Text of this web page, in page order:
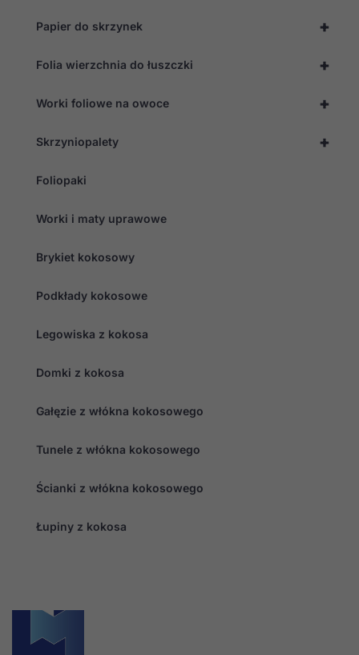
+
Papier do skrzynek
+
Folia wierzchnia do łuszczki
+
Worki foliowe na owoce
+
Skrzyniopalety
Foliopaki
Worki i maty uprawowe
Brykiet kokosowy
Podkłady kokosowe
Legowiska z kokosa
Domki z kokosa
Gałęzie z włókna kokosowego
Tunele z włókna kokosowego
Ścianki z włókna kokosowego
Łupiny z kokosa